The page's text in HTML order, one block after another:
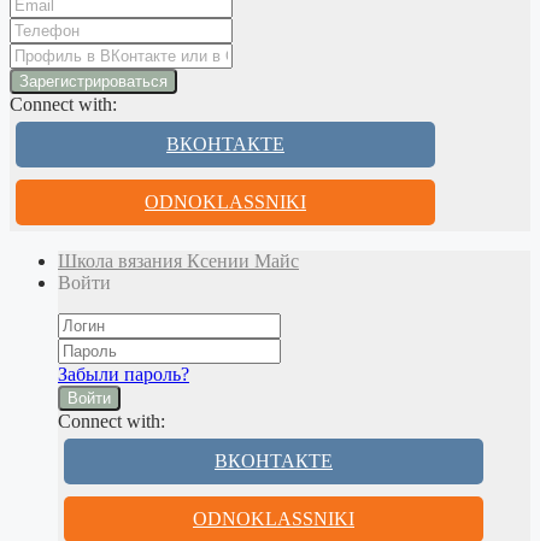
Connect with:
ВКОНТАКТЕ
ODNOKLASSNIKI
Школа вязания Ксении Майс
Войти
Забыли пароль?
Войти
Connect with:
ВКОНТАКТЕ
ODNOKLASSNIKI